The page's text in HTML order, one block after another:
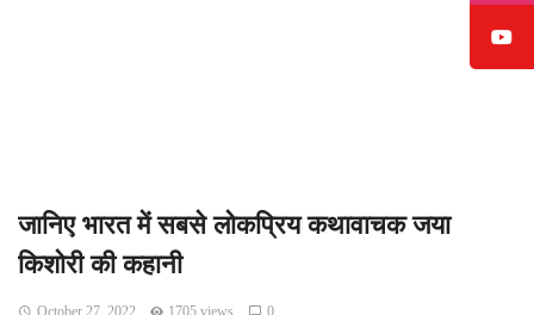
जानिए भारत में सबसे लोकप्रिय कथावाचक जया
किशोरी की कहानी
October 27, 2022 1705 views 0